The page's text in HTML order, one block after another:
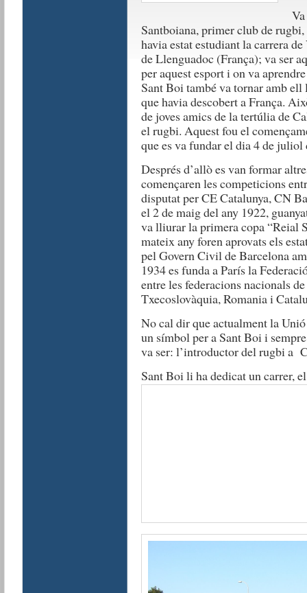
Santboiana, primer club de
havia estat estudiant la carrera
de Llenguadoc (França); va ser
per aquest esport i on va
Sant Boi també va tornar amb ell
que havia descobert a França.
de joves amics de la tertúlia de
el rugbi. Aquest fou el
que es va fundar el dia 4 de juliol
Després d’allò es van formar
començaren les competicions
disputat per CE Catalunya, CN
el 2 de maig del any 1922,
va lliurar la primera copa “Reial
mateix any foren aprovats els
pel Govern Civil de Barcelona
1934 es funda a París la
entre les federacions nacionals
Txecoslovàquia, Romania i
No cal dir que actualment la
un símbol per a Sant Boi i
va ser: l’introductor del rugbi a
Sant Boi li ha dedicat un carrer,